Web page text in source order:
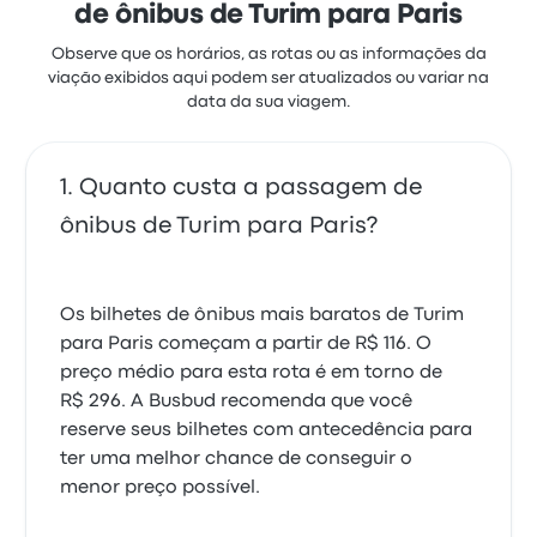
de ônibus de Turim para Paris
Observe que os horários, as rotas ou as informações da
viação exibidos aqui podem ser atualizados ou variar na
data da sua viagem.
Quanto custa a passagem de
ônibus de Turim para Paris?
Os bilhetes de ônibus mais baratos de Turim
para Paris começam a partir de R$ 116. O
preço médio para esta rota é em torno de
R$ 296. A Busbud recomenda que você
reserve seus bilhetes com antecedência para
ter uma melhor chance de conseguir o
menor preço possível.